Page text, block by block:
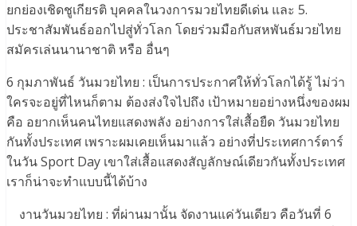
ยกย่องเชิดชูเกียรติ บุคคลในวงการมวยไทยดีเด่น และ 5.
ประชาสัมพันธ์ออกไปสู่ทั่วโลก โดยร่วมมือกับสหพันธ์มวยไทย
สมัครเล่นนานาชาติ หรือ อื่นๆ
6 กุมภาพันธ์ วันมวยไทย : เป็นการประกาศให้ทั่วโลกได้รู้ ไม่ว่า
ใครจะอยู่ที่ไหนก็ตาม ต้องส่งใจไปถึง เป้าหมายอย่างหนึ่งของผม
คือ อยากเห็นคนไทยแสดงพลัง อย่างการใส่เสื้อยืด วันมวยไทย
กันทั้งประเทศ เพราะผมเคยเห็นมาแล้ว อย่างที่ประเทศการ์ตาร์
ในวัน Sport Day เขาใส่เสื้อแสดงสัญลักษณ์เดียวกันทั้งประเทศ
เราก็น่าจะทำแบบนี้ได้บ้าง
งานวันมวยไทย : ที่ผ่านมานั้น จัดงานแค่วันเดียว คือวันที่ 6